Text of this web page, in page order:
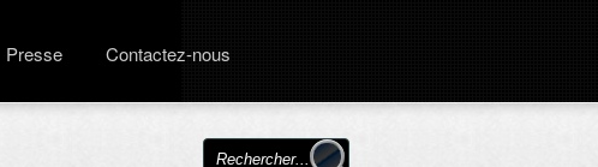
Presse Contactez-nous